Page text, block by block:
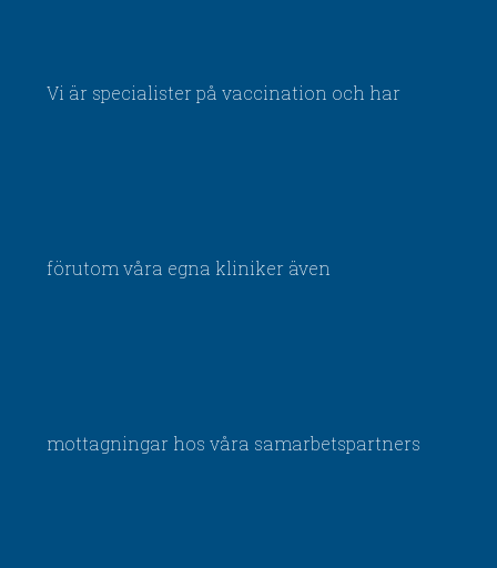
Vi är specialister på vaccination och har
förutom våra egna kliniker även
mottagningar hos våra samarbetspartners